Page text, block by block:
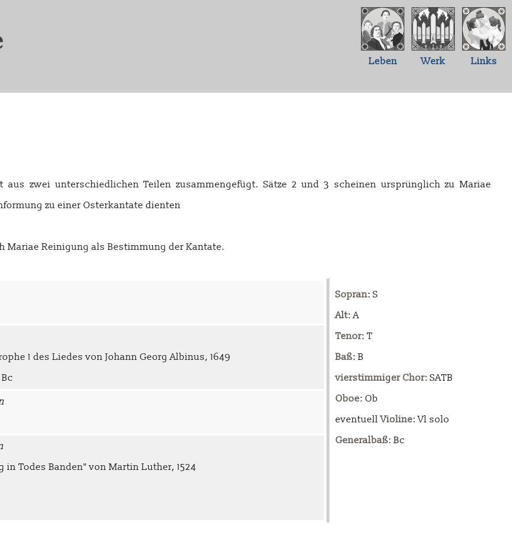
Leben Werk Links
zwei unterschiedlichen Teilen zusammengefügt. Sätze 2 und 3 scheinen ursprünglich zu Mariae
zu einer Osterkantate dienten
Reinigung als Bestimmung der Kantate.
1 des Liedes von Johann Georg Albinus, 1649
in Todes Banden" von Martin Luther, 1524
Sopran: S
Alt: A
Tenor: T
Baß: B
vierstimmiger Chor: SATB
Oboe: Ob
eventuellVioline: Vl solo
Generalbaß: Bc